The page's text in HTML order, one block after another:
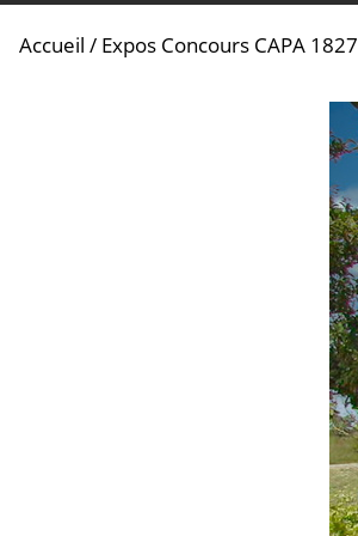
Accueil / Expos Concours CAPA 1827